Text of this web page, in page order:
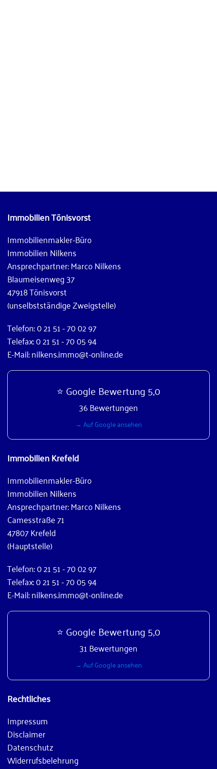
Immobilien Tönisvorst
Immobilienmakler-Büro
Immobilien Nilkens
Ansprechpartner: Marco Nilkens
Blaumeisenweg 37
47918 Tönisvorst
(unselbstständige Zweigstelle)
Telefon: 0 21 51 - 70 02 97
Telefax: 0 21 51 - 70 05 94
E-Mail: nilkens.immo@t-online.de
⭐ Google Bewertung 5,0
36 Bewertungen
→ Auf Google ansehen
Immobilien Krefeld
Immobilienmakler-Büro
Immobilien Nilkens
Ansprechpartner: Marco Nilkens
Camesstraße 71
47807 Krefeld
(Hauptstelle)
Telefon: 0 21 51 - 70 02 97
Telefax: 0 21 51 - 70 05 94
E-Mail: nilkens.immo@t-online.de
⭐ Google Bewertung 5,0
31 Bewertungen
→ Auf Google ansehen
Rechtliches
Impressum
Disclaimer
Datenschutz
Widerrufsbelehrung